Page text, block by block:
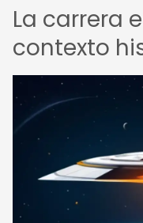
La carrera
contexto